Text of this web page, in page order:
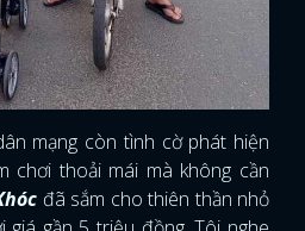
mạng còn tình cờ phát hiện
chơi thoải mái mà không cần
đã sắm cho thiên thần nhỏ